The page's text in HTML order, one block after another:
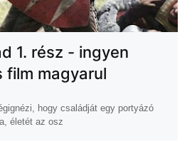
1. rész - ingyen
film magyarul
hogy családját egy portyázó
életét az osz